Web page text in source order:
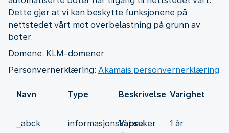
Dette gjør at vi kan beskytte funksjonene på
nettstedet vårt mot overbelastning på grunn av
boter.
Domene: KLM-domener
Personvernerklæring: Akamais personvernerklæring
Navn Type Beskrivelse Varighet
_abck informasjonskapsel
Vi bruker
1 år